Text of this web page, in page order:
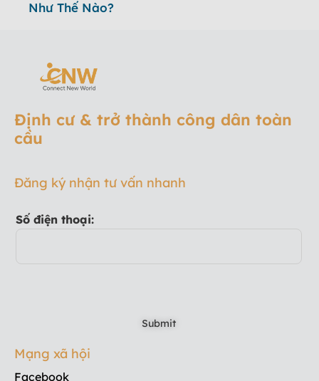
Như Thế Nào?
Định cư & trở thành công dân toàn
cầu
Đăng ký nhận tư vấn nhanh
Số điện thoại:
Mạng xã hội
Facebook